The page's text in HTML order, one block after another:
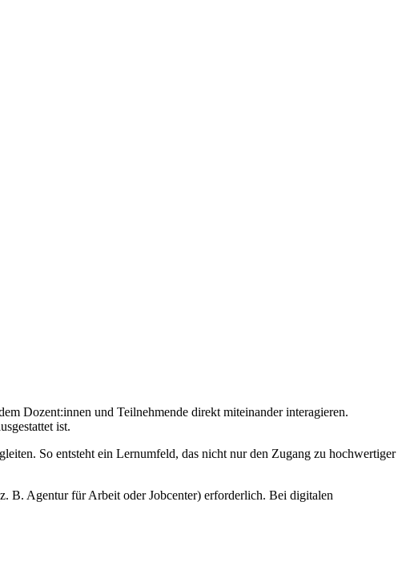
Dozent:innen und Teilnehmende direkt miteinander interagieren.
ist.
So entsteht ein Lernumfeld, das nicht nur den Zugang zu hochwertiger
B. Agentur für Arbeit oder Jobcenter) erforderlich. Bei digitalen